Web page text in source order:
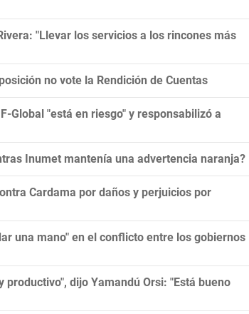
"Llevar los servicios a los rincones más
no vote la Rendición de Cuentas
Global "está en riesgo" y responsabilizó a
Inumet mantenía una advertencia naranja?
Cardama por daños y perjuicios por
una mano" en el conflicto entre los gobiernos
dijo Yamandú Orsi: "Está bueno